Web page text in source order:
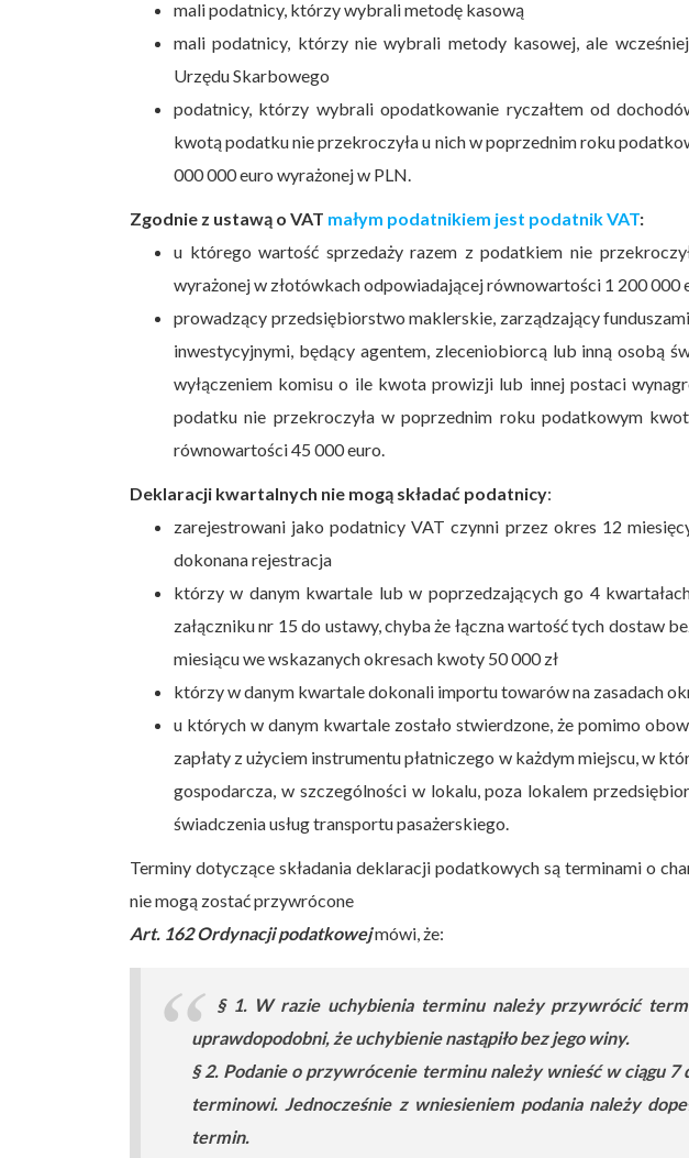
mali podatnicy, którzy wybrali metodę kasową
mali podatnicy, którzy nie wybrali metody kasowej, ale
Urzędu Skarbowego
podatnicy, którzy wybrali opodatkowanie ryczałtem od
kwotą podatku nie przekroczyła u nich w poprzednim roku
000 000 euro wyrażonej w PLN.
Zgodnie z ustawą o VAT małym podatnikiem jest podatnik VAT:
u którego wartość sprzedaży razem z podatkiem nie
wyrażonej w złotówkach odpowiadającej równowartości 1 200 000
prowadzący przedsiębiorstwo maklerskie, zarządzający
inwestycyjnymi, będący agentem, zleceniobiorcą lub inną osobą
wyłączeniem komisu o ile kwota prowizji lub innej postaci
podatku nie przekroczyła w poprzednim roku podatkowym
równowartości 45 000 euro.
Deklaracji kwartalnych nie mogą składać podatnicy:
zarejestrowani jako podatnicy VAT czynni przez okres 12
dokonana rejestracja
którzy w danym kwartale lub w poprzedzających go 4
załączniku nr 15 do ustawy, chyba że łączna wartość tych dostaw
miesiącu we wskazanych okresach kwoty 50 000 zł
którzy w danym kwartale dokonali importu towarów na zasadach
u których w danym kwartale zostało stwierdzone, że pomimo
zapłaty z użyciem instrumentu płatniczego w każdym miejscu, w
gospodarcza, w szczególności w lokalu, poza lokalem
świadczenia usług transportu pasażerskiego.
Terminy dotyczące składania deklaracji podatkowych są terminami o
nie mogą zostać przywrócone
Art. 162 Ordynacji podatkowejmówi, że:
§ 1. W razie uchybienia terminu należy przywrócić
uprawdopodobni, że uchybienie nastąpiło bez jego winy.
§ 2. Podanie o przywrócenie terminu należy wnieść w ciągu
terminowi. Jednocześnie z wniesieniem podania należy
termin.